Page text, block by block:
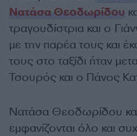
Νατάσα Θεοδωρίδου
τραγουδίστρια και ο
με την παρέα τους και
τους στο ταξίδι ήταν
Τσουρός και ο Πάνος
Νατάσα Θεοδωρίδου
εμφανίζονται όλο και